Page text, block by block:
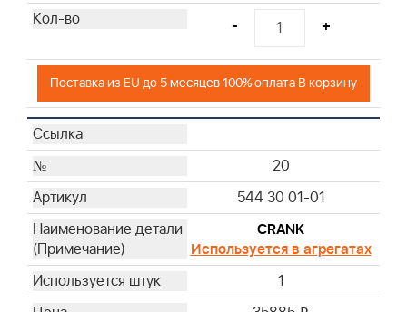
- +
Поставка из EU до 5 месяцев 100% оплата В корзину
20
544 30 01-01
CRANK
Используется в агрегатах
1